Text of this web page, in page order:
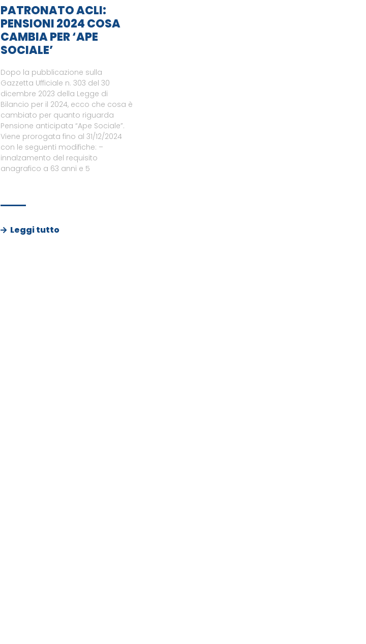
PATRONATO ACLI:
PENSIONI 2024 COSA
CAMBIA PER ‘APE
SOCIALE’
Dopo la pubblicazione sulla
Gazzetta Ufficiale n. 303 del 30
dicembre 2023 della Legge di
Bilancio per il 2024, ecco che cosa è
cambiato per quanto riguarda
Pensione anticipata “Ape Sociale”.
Viene prorogata fino al 31/12/2024
con le seguenti modifiche: –
innalzamento del requisito
anagrafico a 63 anni e 5
Leggi tutto